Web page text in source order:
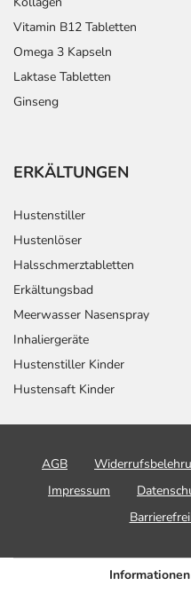
Vitamin B12 Tabletten
Omega 3 Kapseln
Laktase Tabletten
Ginseng
ERKÄLTUNGEN
Hustenstiller
Hustenlöser
Halsschmerztabletten
Erkältungsbad
Meerwasser Nasenspray
Inhaliergeräte
Hustenstiller Kinder
Hustensaft Kinder
AGB
Impressum